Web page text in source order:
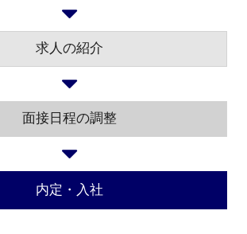
求人の紹介
面接日程の調整
内定・入社